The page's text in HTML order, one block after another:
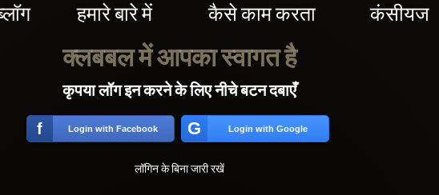
हमारे बारे में कैसे काम करता कंसीयज
क्लबबल में आपका स्वागत है
कृपया लॉग इन करने के लिए नीचे बटन दबाएँ
f Login with Facebook G Login with Google
लॉगिन के बिना जारी रखें